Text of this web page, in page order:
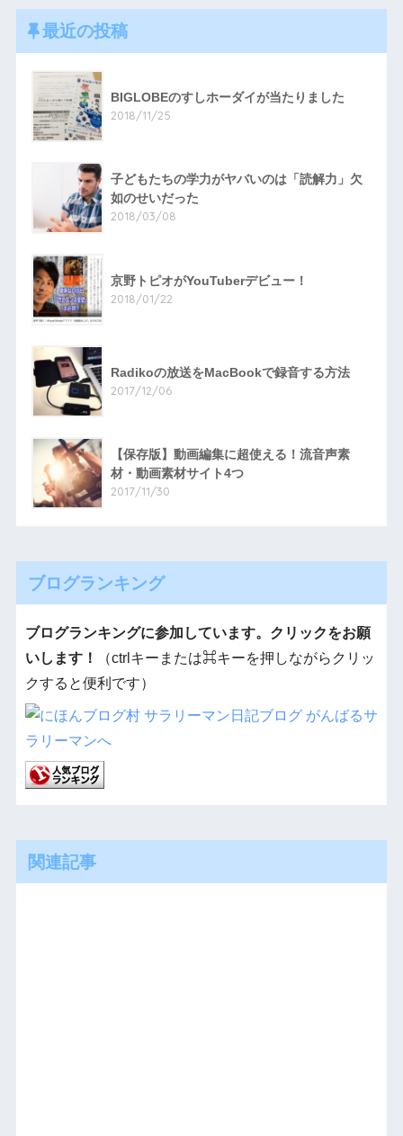
最近の投稿
BIGLOBEのすしホーダイが当たりました
2018/11/25
子どもたちの学力がヤバいのは「読解力」欠
如のせいだった
2018/03/08
京野トピオがYouTuberデビュー！
2018/01/22
Radikoの放送をMacBookで録音する方法
2017/12/06
【保存版】動画編集に超使える！流音声素
材・動画素材サイト4つ
2017/11/30
ブログランキング
ブログランキングに参加しています。クリックをお願
いします！
（ctrlキーまたは⌘キーを押しながらクリッ
クすると便利です）
関連記事